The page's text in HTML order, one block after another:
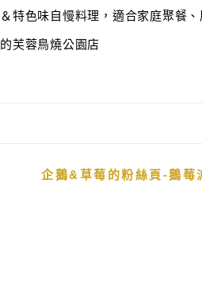
＆特色味自慢料理，適合家庭聚餐、
的芙蓉鳥燒公園店
企鵝&草莓的粉絲頁-鵝莓